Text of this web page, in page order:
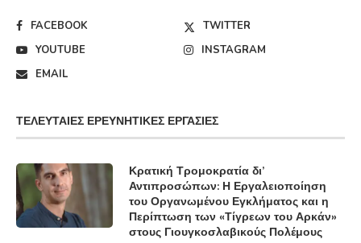
FACEBOOK
TWITTER
YOUTUBE
INSTAGRAM
EMAIL
ΤΕΛΕΥΤΑΊΕΣ ΕΡΕΥΝΗΤΙΚΈΣ ΕΡΓΑΣΊΕΣ
Κρατική Τρομοκρατία δι’
Αντιπροσώπων: Η Εργαλειοποίηση
του Οργανωμένου Εγκλήματος και η
Περίπτωση των «Τίγρεων του Αρκάν»
στους Γιουγκοσλαβικούς Πολέμους